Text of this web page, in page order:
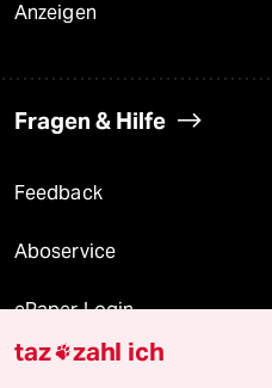
Anzeigen
Fragen & Hilfe
Feedback
Aboservice
ePaper Login
Downloads für Abonnierende
taz zahl ich